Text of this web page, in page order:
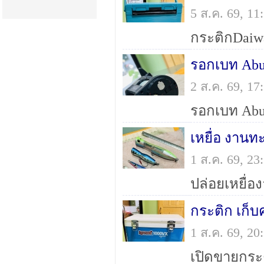
5 ส.ค. 69,
รอกเบท
2 ส.ค. 69,
เหยื่อ งานท
1 ส.ค. 69,
กระติก เก็บ
1 ส.ค. 69,